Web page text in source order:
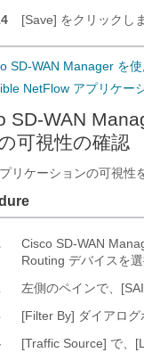
[Save] をクリックし
SD-WAN Manager を
NetFlow アプリケー
SD-WAN
可視性の確認
リケーションの可視性
Cisco SD-WAN
Routing デバイスを選
左側のペインで、
[Filter By] ダイアログ
[Traffic Source] で、